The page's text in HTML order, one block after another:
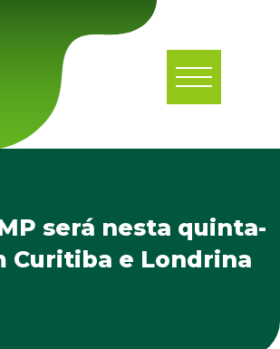
será nesta quinta-
Curitiba e Londrina